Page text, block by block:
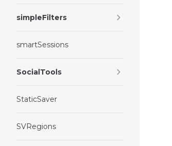
simpleFilters
smartSessions
SocialTools
StaticSaver
SVRegions